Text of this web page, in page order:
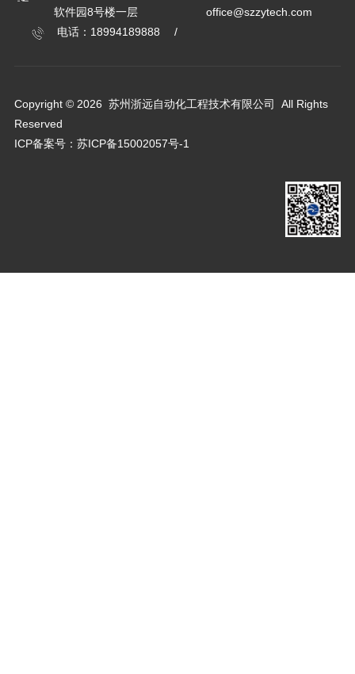
软件园8号楼一层
office@szzytech.com
电话：18994189888
Copyright © 2026 苏州浙远自动化工程技术有限公司 All Rights
Reserved
ICP备案号： 苏ICP备15002057号-1